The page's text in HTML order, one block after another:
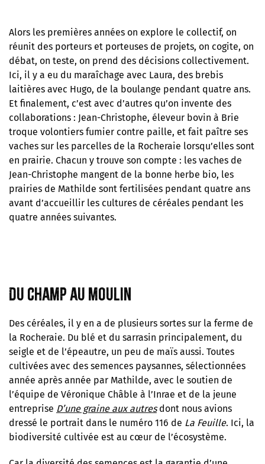
Alors les premières années on explore le collectif, on
réunit des porteurs et porteuses de projets, on cogite, on
débat, on teste, on prend des décisions collectivement.
Ici, il y a eu du maraîchage avec Laura, des brebis
laitières avec Hugo, de la boulange pendant quatre ans.
Et finalement, c’est avec d’autres qu’on invente des
collaborations : Jean-Christophe, éleveur bovin à Brie
troque volontiers fumier contre paille, et fait paître ses
vaches sur les parcelles de la Rocheraie lorsqu’elles sont
en prairie. Chacun y trouve son compte : les vaches de
Jean-Christophe mangent de la bonne herbe bio, les
prairies de Mathilde sont fertilisées pendant quatre ans
avant d’accueillir les cultures de céréales pendant les
quatre années suivantes.
Du champ au moulin
Des céréales, il y en a de plusieurs sortes sur la ferme de
la Rocheraie. Du blé et du sarrasin principalement, du
seigle et de l’épeautre, un peu de maïs aussi. Toutes
cultivées avec des semences paysannes, sélectionnées
année après année par Mathilde, avec le soutien de
l’équipe de Véronique Châble à l’Inrae et de la jeune
entreprise D’une graine aux autresdont nous avions
dressé le portrait dans le numéro 116 de La Feuille. Ici, la
biodiversité cultivée est au cœur de l’écosystème.